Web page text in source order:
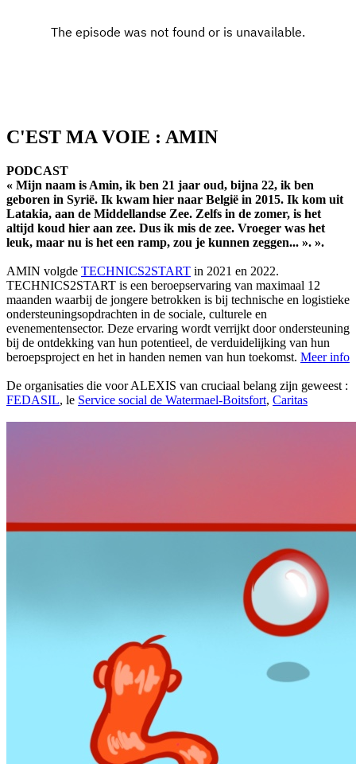
C'EST MA VOIE : AMIN
PODCAST
« Mijn naam is Amin, ik ben 21 jaar oud, bijna 22, ik ben
geboren in Syrië. Ik kwam hier naar België in 2015. Ik kom uit
Latakia, aan de Middellandse Zee. Zelfs in de zomer, is het
altijd koud hier aan zee. Dus ik mis de zee. Vroeger was het
leuk, maar nu is het een ramp, zou je kunnen zeggen... ». ».
AMIN volgde TECHNICS2START in 2021 en 2022.
TECHNICS2START is een beroepservaring van maximaal 12
maanden waarbij de jongere betrokken is bij technische en logistieke
ondersteuningsopdrachten in de sociale, culturele en
evenementensector. Deze ervaring wordt verrijkt door ondersteuning
bij de ontdekking van hun potentieel, de verduidelijking van hun
beroepsproject en het in handen nemen van hun toekomst. Meer info
De organisaties die voor ALEXIS van cruciaal belang zijn geweest :
FEDASIL, le Service social de Watermael-Boitsfort, Caritas